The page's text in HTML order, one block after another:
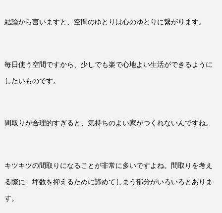
結論から言いますと、空間のゆとりは心のゆとりに繋がります。
毎日使う空間ですから、少しでも楽で心地よい生活ができるように
したいものです。
間取りが合理的すぎると、気持ちのよい家がつくれないんですね。
キツキツの間取りになることが非常に多いですよね。間取りを考え
る際に、坪数を抑えるために諦めてしまう部分がいろいろとありま
す。